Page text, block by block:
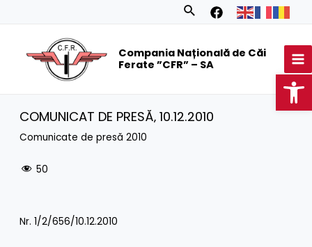
Search
Compania Națională de Căi
Ferate ”CFR” – SA
COMUNICAT DE PRESĂ‚ 10.12.2010
Comunicate de presă 2010
50
Nr. 1/2/656/10.12.2010